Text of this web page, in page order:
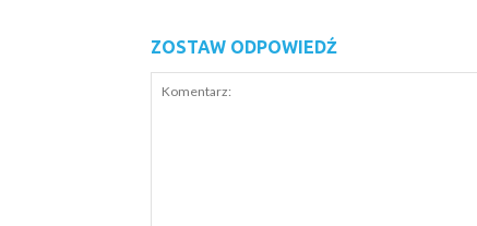
ZOSTAW ODPOWIEDŹ